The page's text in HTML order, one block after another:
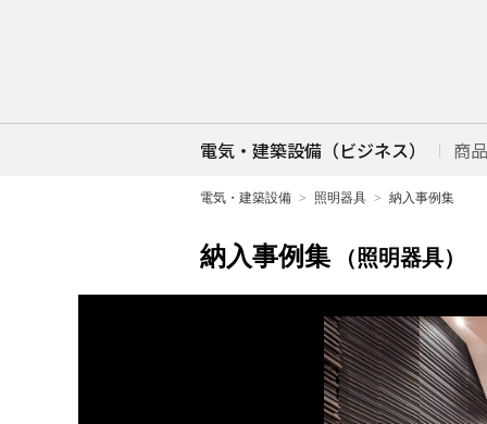
電気・建築設備（ビジネス） 商
電気・建築設備 照明器具 納入事例集
納入事例集 （照明器具）